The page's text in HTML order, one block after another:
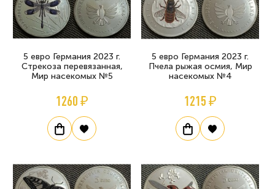
5 евро Германия 2023 г.
Стрекоза перевязанная,
Мир насекомых №5
1260 ₽
5 евро Германия 2023 г.
Пчела рыжая осмия, Мир
насекомых №4
1215 ₽